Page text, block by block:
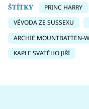
ŠTÍTKY PRINC HARRY
VÉVODA ZE SUSSEXU
ARCHIE MOUNTBATTEN-
KAPLE SVATÉHO JIŘÍ